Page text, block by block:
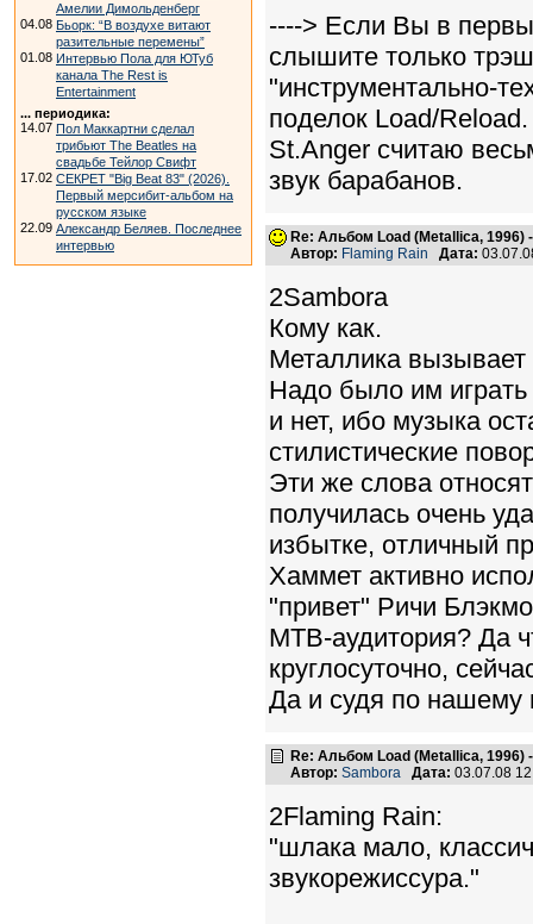
Амелии Димольденберг
04.08 Бьорк: “В воздухе витают
разительные перемены”
01.08 Интервью Пола для ЮТуб
канала The Rest is
Entertainment
... периодика:
14.07 Пол Маккартни сделал
трибьют The Beatles на
свадьбе Тейлор Свифт
17.02 СЕКРЕТ "Big Beat 83" (2026).
Первый мерсибит-альбом на
русском языке
22.09 Александр Беляев. Последнее
интервью
----> Если Вы в
слышите только
"инструментально-
поделок Load/
St.Anger считаю
звук барабанов.
Re: Альбом Load (Metallica, 1996)
Автор: Flaming Rain Дата:
2Sambora
Кому как.
Металлика
Надо было им
и нет, ибо музыка
стилистические
Эти же слова
получилась очень
избытке, отличный
Хаммет активно
"привет" Ричи
МТВ-аудитория? Да
круглосуточно,
Да и судя по нашему
Re: Альбом Load (Metallica, 1996)
Автор: Sambora Дата: 03.07.08
2Flaming Rain:
"шлака мало,
звукорежиссура."